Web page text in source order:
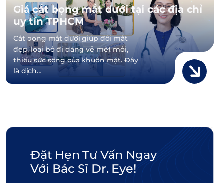
Giá cắt bọng mắt dưới tại các địa chỉ
uy tín TPHCM
Cắt bọng mắt dưới giúp đôi mắt
đẹp, loại bỏ đi dáng vẻ mệt mỏi,
thiếu sức sống của khuôn mặt. Đây
là dịch…
Đặt Hẹn Tư Vấn Ngay
Với Bác Sĩ Dr. Eye!